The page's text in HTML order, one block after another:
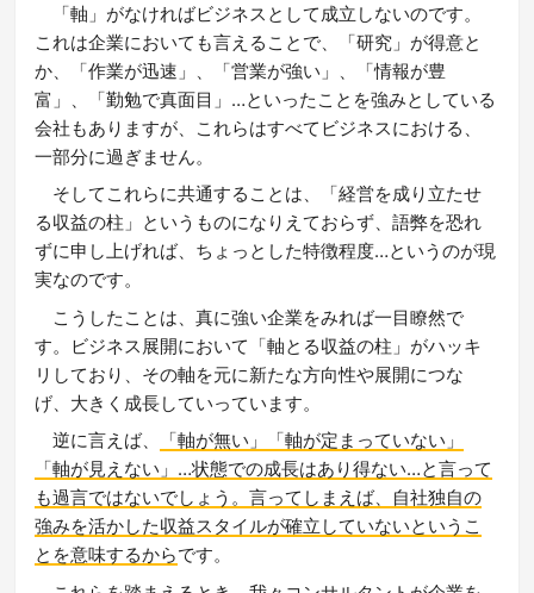
「軸」がなければビジネスとして成立しないのです。
これは企業においても言えることで、「研究」が得意と
か、「作業が迅速」、「営業が強い」、「情報が豊
富」、「勤勉で真面目」…といったことを強みとしている
会社もありますが、これらはすべてビジネスにおける、
一部分に過ぎません。
そしてこれらに共通することは、「経営を成り立たせ
る収益の柱」というものになりえておらず、語弊を恐れ
ずに申し上げれば、ちょっとした特徴程度…というのが現
実なのです。
こうしたことは、真に強い企業をみれば一目瞭然で
す。ビジネス展開において「軸とる収益の柱」がハッキ
リしており、その軸を元に新たな方向性や展開につな
げ、大きく成長していっています。
逆に言えば、
「軸が無い」「軸が定まっていない」
「軸が見えない」…状態での成長はあり得ない…と言って
も過言ではないでしょう。言ってしまえば、自社独自の
強みを活かした収益スタイルが確立していないというこ
とを意味するからです。